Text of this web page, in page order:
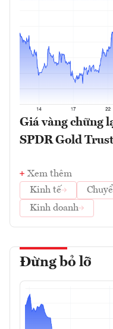
Giá vàng chững
SPDR Gold
Xem thêm
Kinh tế
Kinh doanh
Đừng bỏ lỡ